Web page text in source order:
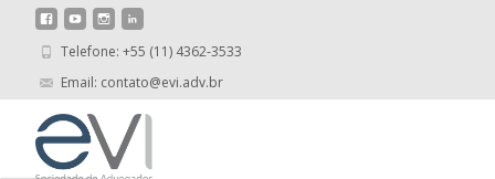
Telefone: +55 (11) 4362-3533
Email: contato@evi.adv.br